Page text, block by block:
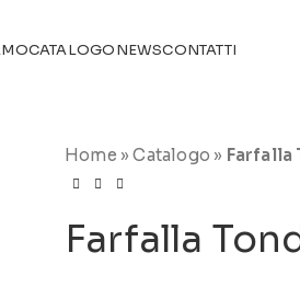
CATALOGONEWSCONTATTI
Home »Catalogo » Farfalla
Farfalla